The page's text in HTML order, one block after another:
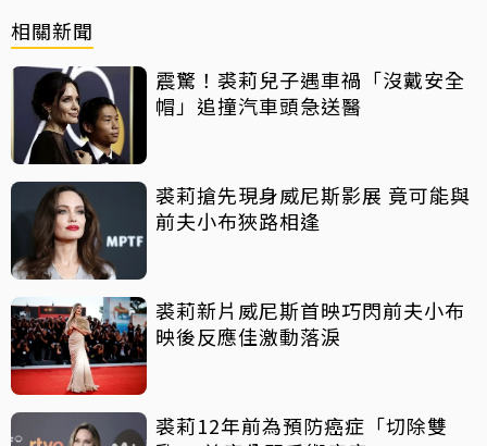
相關新聞
震驚！裘莉兒子遇車禍「沒戴安全
帽」追撞汽車頭急送醫
裘莉搶先現身威尼斯影展 竟可能與
前夫小布狹路相逢
裘莉新片威尼斯首映巧閃前夫小布
映後反應佳激動落淚
裘莉12年前為預防癌症「切除雙